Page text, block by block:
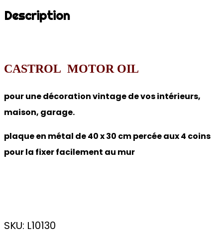
Description
CASTROL MOTOR OIL
pour une décoration vintage de vos intérieurs,
maison, garage.
plaque en métal de 40 x 30 cm percée aux 4 coins
pour la fixer facilement au mur
SKU: L10130